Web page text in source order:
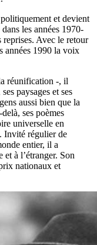
et devient
les années 1970-
Avec le retour
années 1990 la voix
réunification -, il
paysages et ses
aussi bien que la
ses poèmes
universelle en
Invité régulier de
entier, il a
et à l’étranger. Son
nationaux et